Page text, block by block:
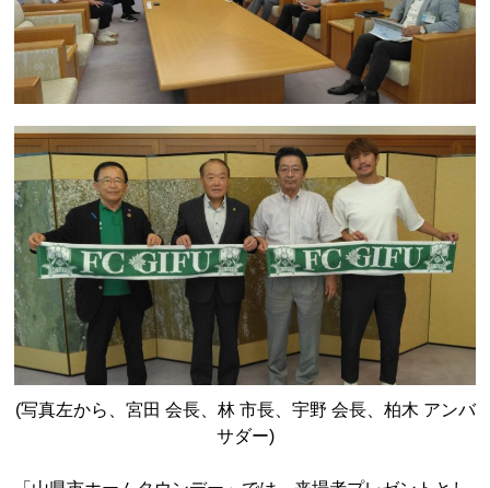
(写真左から、宮田 会長、林 市長、宇野 会長、柏木 アンバ
サダー)